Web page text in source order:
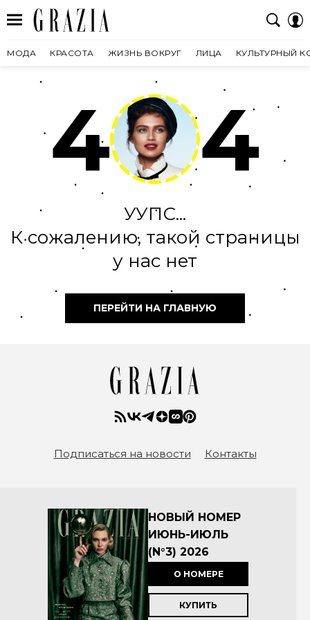
МОДА КРАСОТА ЖИЗНЬ ВОКРУГ ЛИЦА КУЛЬТУРНЫЙ
4 4
УУПС...
К сожалению, такой страницы
у нас нет
ПЕРЕЙТИ НА ГЛАВНУЮ
Подписаться на новости Контакты
НОВЫЙ НОМЕР
ИЮНЬ-ИЮЛЬ
(N°3) 2026
О НОМЕРЕ
КУПИТЬ